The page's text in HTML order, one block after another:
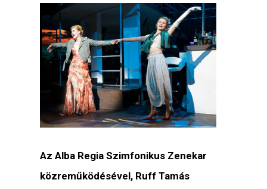
Az Alba Regia Szimfonikus Zenekar
közreműködésével, Ruff Tamás